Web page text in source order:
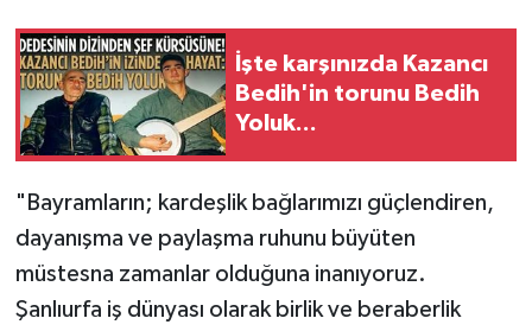
İşte karşınızda Kazancı
Bedih'in torunu Bedih
Yoluk...
​"Bayramların; kardeşlik bağlarımızı güçlendiren,
dayanışma ve paylaşma ruhunu büyüten
müstesna zamanlar olduğuna inanıyoruz.
Şanlıurfa iş dünyası olarak birlik ve beraberlik